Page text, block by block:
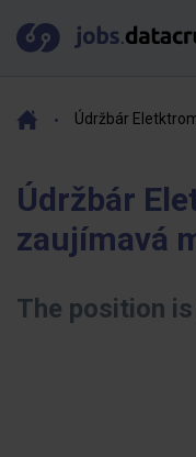
Údržbár
Údržbár
zaujímavá
The position